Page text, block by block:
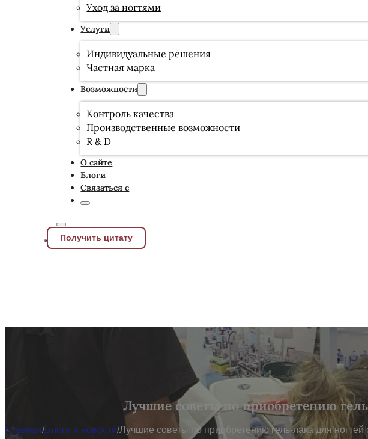
Уход за ногтями
Услуги
Индивидуальные решения
Частная марка
Возможности
Контроль качества
Производственные возможности
R & D
О сайте
Блоги
Связаться с
Получить цитату
Лучшие советы по приобретению
Главная/Блоги и новости/Лучшие советы по приобретению гель-лака для